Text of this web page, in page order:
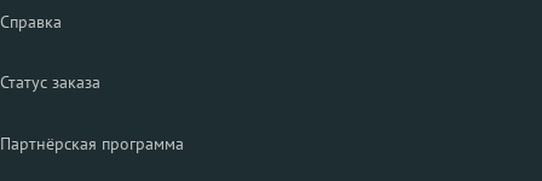
Справка
Статус заказа
Партнёрская программа